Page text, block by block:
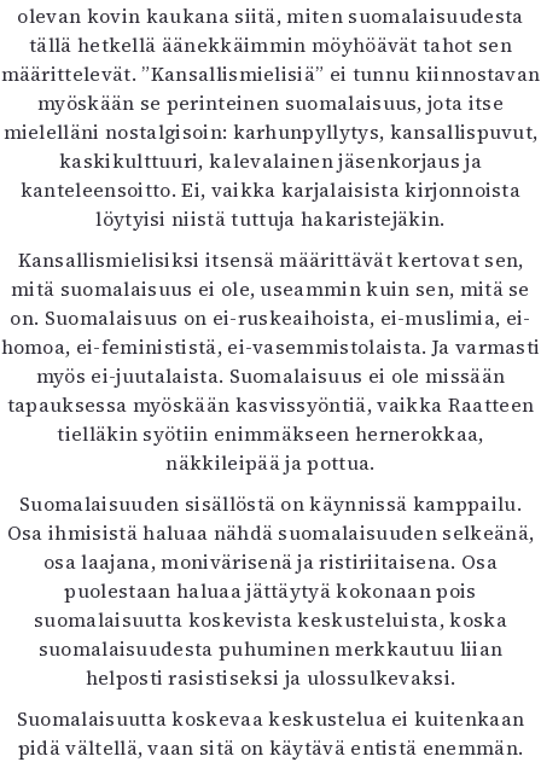
olevan kovin kaukana siitä, miten suomalaisuudesta
tällä hetkellä äänekkäimmin möyhöävät tahot sen
määrittelevät. ”Kansallismielisiä” ei tunnu kiinnostavan
myöskään se perinteinen suomalaisuus, jota itse
mielelläni nostalgisoin: karhunpyllytys, kansallispuvut,
kaskikulttuuri, kalevalainen jäsenkorjaus ja
kanteleensoitto. Ei, vaikka karjalaisista kirjonnoista
löytyisi niistä tuttuja hakaristejäkin.
Kansallismielisiksi itsensä määrittävät kertovat sen,
mitä suomalaisuus ei ole, useammin kuin sen, mitä se
on. Suomalaisuus on ei-ruskeaihoista, ei-muslimia, ei-
homoa, ei-feminististä, ei-vasemmistolaista. Ja varmasti
myös ei-juutalaista. Suomalaisuus ei ole missään
tapauksessa myöskään kasvissyöntiä, vaikka Raatteen
tielläkin syötiin enimmäkseen hernerokkaa,
näkkileipää ja pottua.
Suomalaisuuden sisällöstä on käynnissä kamppailu.
Osa ihmisistä haluaa nähdä suomalaisuuden selkeänä,
osa laajana, monivärisenä ja ristiriitaisena. Osa
puolestaan haluaa jättäytyä kokonaan pois
suomalaisuutta koskevista keskusteluista, koska
suomalaisuudesta puhuminen merkkautuu liian
helposti rasistiseksi ja ulossulkevaksi.
Suomalaisuutta koskevaa keskustelua ei kuitenkaan
pidä vältellä, vaan sitä on käytävä entistä enemmän.